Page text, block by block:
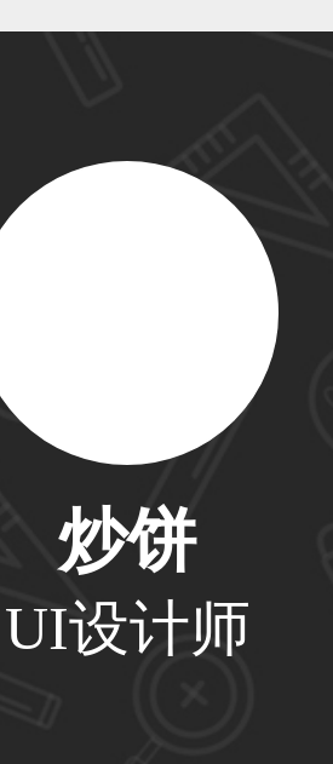
用户作
用户作
用户作
炒饼
UI设计师